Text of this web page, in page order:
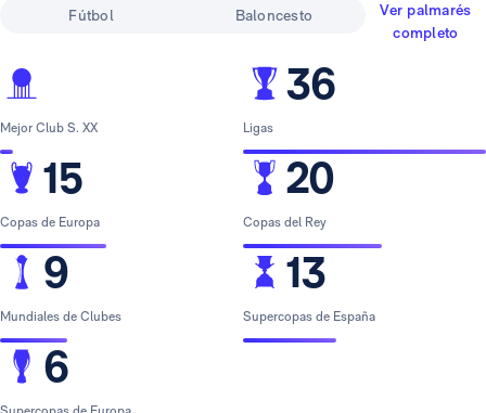
Fútbol Baloncesto
Ver palmarés
completo
Mejor Club S. XX
15
Copas de Europa
9
Mundiales de Clubes
6
36
Ligas
20
Copas del Rey
13
Supercopas de España